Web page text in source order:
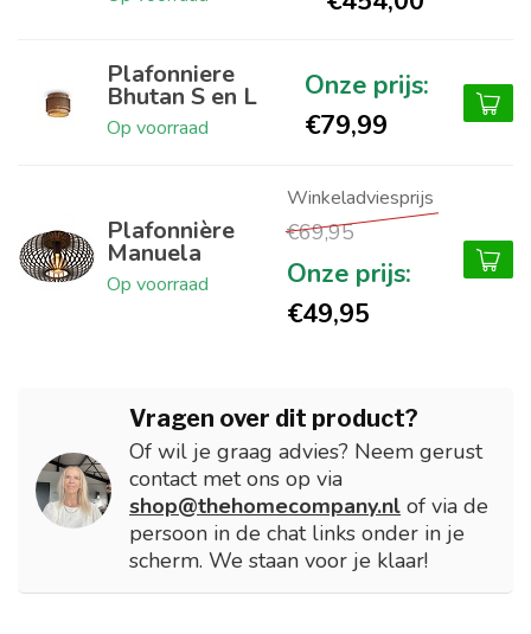
Plafonniere
Bhutan S en L
Op voorraad €79,99
Plafonnière
Manuela
Op voorraad
€69,95
€49,95
Vragen over dit product?
Of wil je graag advies? Neem gerust
contact met ons op via
shop@thehomecompany.nl of via de
persoon in de chat links onder in je
scherm. We staan voor je klaar!